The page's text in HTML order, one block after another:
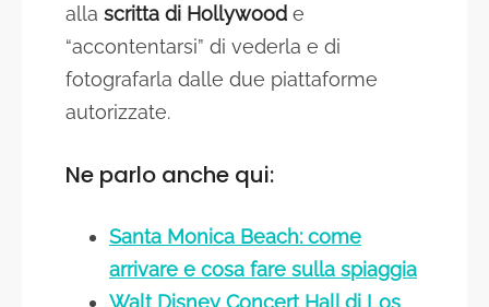
alla scritta di Hollywood e
“accontentarsi” di vederla e di
fotografarla dalle due piattaforme
autorizzate.
Ne parlo anche qui:
Santa Monica Beach: come
arrivare e cosa fare sulla spiaggia
Walt Disney Concert Hall di Los